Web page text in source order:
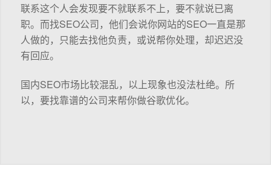
联系这个人会发现要不就联系不上，要不就说已离
职。而找SEO公司，他们会说你网站的SEO一直是那
人做的，只能去找他负责，或说帮你处理，却迟迟没
有回应。
国内SEO市场比较混乱，以上现象也没法杜绝。所
以，要找靠谱的公司来帮你做谷歌优化。